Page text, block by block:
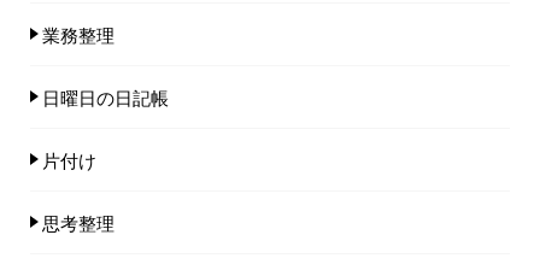
業務整理
日曜日の日記帳
片付け
思考整理